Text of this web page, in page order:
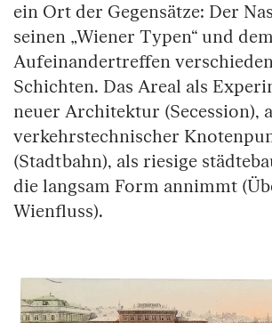
ein Ort der Gegensätze: Der
seinen „Wiener Typen“ und dem
Aufeinandertreffen
Schichten. Das Areal als
neuer Architektur (Secession),
verkehrstechnischer
(Stadtbahn), als riesige
die langsam Form annimmt
Wienfluss).